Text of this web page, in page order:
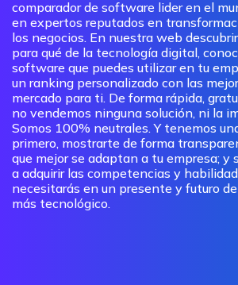
comparador de software lider en el
en expertos reputados en
los negocios. En nuestra web
para qué de la tecnología digital,
software que puedes utilizar en tu
un ranking personalizado con las
mercado para ti. De forma rápida,
no vendemos ninguna solución, ni la
Somos 100% neutrales. Y tenemos
primero, mostrarte de forma
que mejor se adaptan a tu empresa; y
a adquirir las competencias y
necesitarás en un presente y futuro
más tecnológico.